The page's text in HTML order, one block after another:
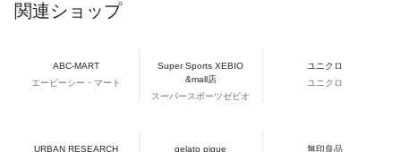
関連ショップ
ABC-MART
エービーシー・マート
Super Sports XEBIO
&mall店
スーパースポーツゼビオ
ユニクロ
ユニクロ
URBAN RESEARCH
gelato pique
無印良品